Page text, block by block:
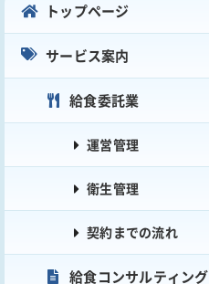
トップページ
サービス案内
給食委託業
運営管理
衛生管理
契約までの流れ
給食コンサルティング